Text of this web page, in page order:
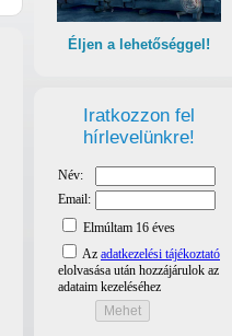
Éljen a lehetőséggel!
Iratkozzon fel
hírlevelünkre!